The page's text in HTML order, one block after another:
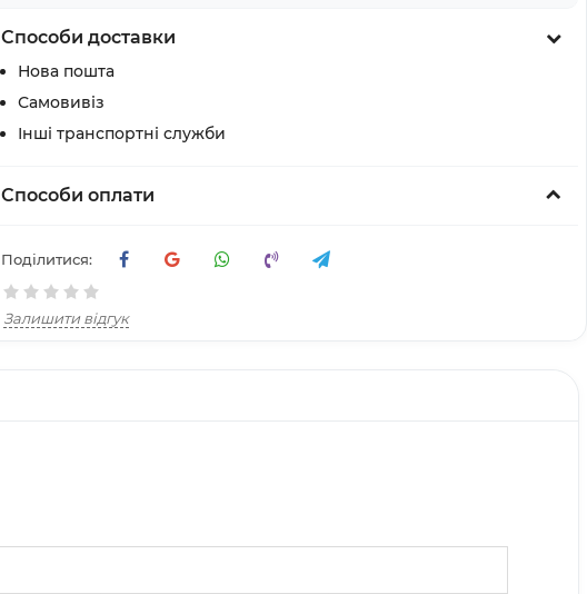
Способи доставки
Нова пошта
Самовивіз
Інші транспортні служби
Способи оплати
Поділитися:
Залишити відгук